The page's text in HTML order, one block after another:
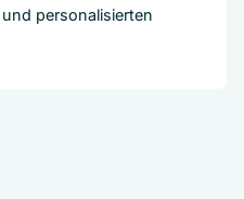
personalisierten